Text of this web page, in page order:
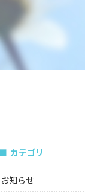
カテゴリ
お知らせ